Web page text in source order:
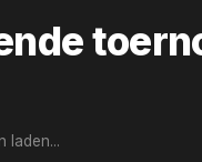
laden...